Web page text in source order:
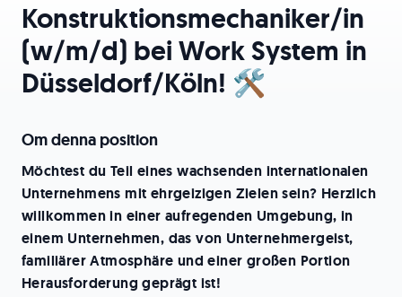
Konstruktionsmechaniker/in
(w/m/d) bei Work System in
Düsseldorf/Köln! 🛠️
Om denna position
Möchtest du Teil eines wachsenden internationalen
Unternehmens mit ehrgeizigen Zielen sein? Herzlich
willkommen in einer aufregenden Umgebung, in
einem Unternehmen, das von Unternehmergeist,
familiärer Atmosphäre und einer großen Portion
Herausforderung geprägt ist!